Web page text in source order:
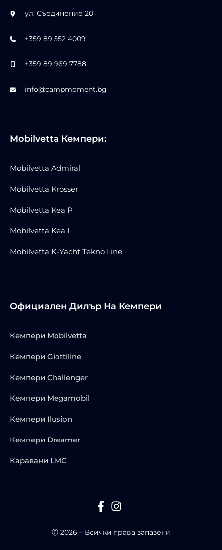
ул. Съединение 20
+359 89 552 4009
+359 89 969 7788
info@campmoment.bg
Mobilvetta Кемпери:
Mobilvetta Admiral
Mobilvetta Krosser
Mobilvetta Kea P
Mobilvetta Kea I
Mobilvetta K-Yacht Tekno Line
Официален Дилър На Кемпери
Кемпери Mobilvetta
Кемпери Giottiline
Кемпери Challenger
Кемпери Megamobil
Кемпери Ilusion
Кемпери Dreamer
Каравани LMC
Ⓒ 2026 – Всички права запазени